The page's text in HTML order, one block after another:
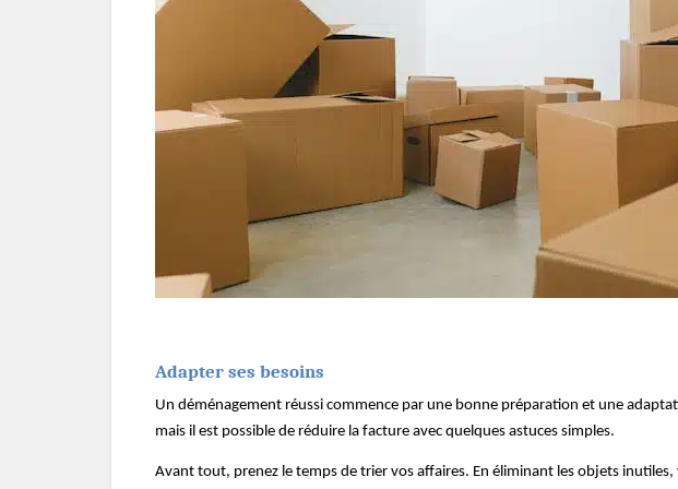
Adapter ses besoins
Un déménagement réussi commence par une bonne préparation et une
mais il est possible de réduire la facture avec quelques astuces simples.
Avant tout, prenez le temps de trier vos affaires. En éliminant les objets